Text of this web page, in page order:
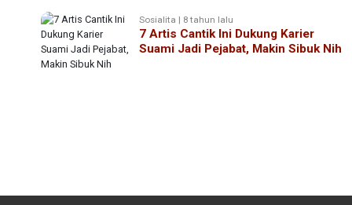
Sosialita | 8 tahun lalu
7 Artis Cantik Ini Dukung Karier
Suami Jadi Pejabat, Makin Sibuk Nih